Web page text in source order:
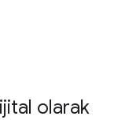
olarak